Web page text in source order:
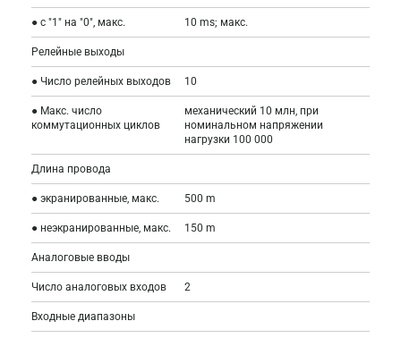
● с "1" на "0", макс. 10 ms; макс.
Релейные выходы
● Число релейных выходов 10
● Макс. число
коммутационных циклов
механический 10 млн, при
номинальном напряжении
нагрузки 100 000
Длина провода
● экранированные, макс. 500 m
● неэкранированные, макс. 150 m
Аналоговые вводы
Число аналоговых входов 2
Входные диапазоны